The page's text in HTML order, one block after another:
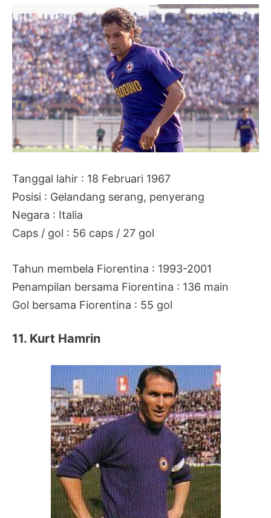
Tanggal lahir : 18 Februari 1967
Posisi : Gelandang serang, penyerang
Negara : Italia
Caps / gol : 56 caps / 27 gol
Tahun membela Fiorentina : 1993-2001
Penampilan bersama Fiorentina : 136 main
Gol bersama Fiorentina : 55 gol
11. Kurt Hamrin